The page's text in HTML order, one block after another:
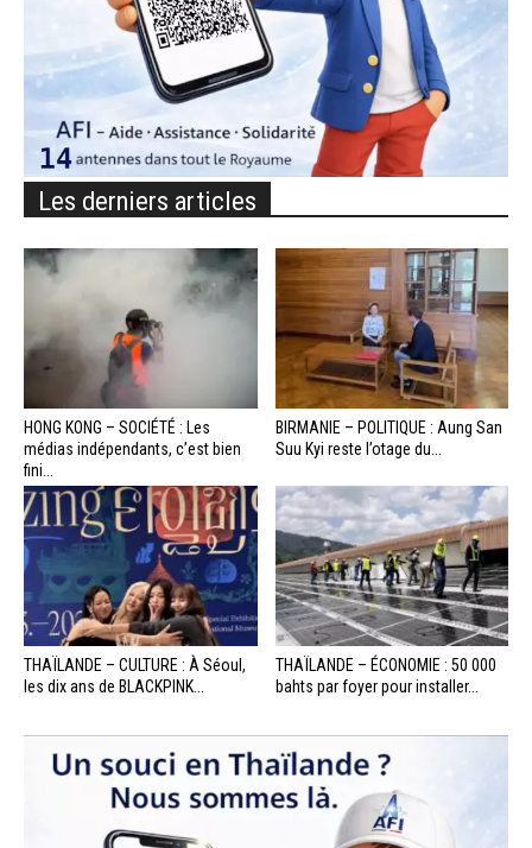
Les derniers articles
HONG KONG – SOCIÉTÉ : Les
médias indépendants, c’est bien
fini...
BIRMANIE – POLITIQUE : Aung San
Suu Kyi reste l’otage du...
THAÏLANDE – CULTURE : À Séoul,
les dix ans de BLACKPINK...
THAÏLANDE – ÉCONOMIE : 50 000
bahts par foyer pour installer...